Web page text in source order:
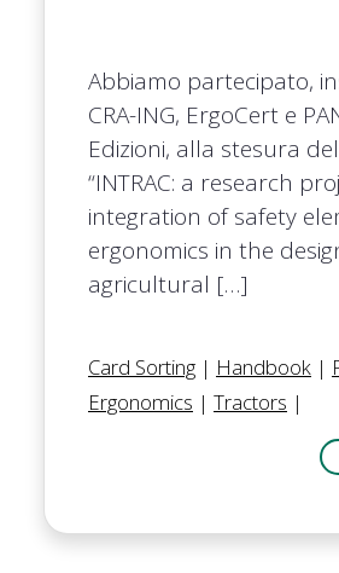
Abbiamo partecipato,
CRA-ING, ErgoCert e
Edizioni, alla stesura
“INTRAC: a research
integration of safety
ergonomics in the
agricultural […]
Card Sorting | Handbook |
Ergonomics | Tractors |